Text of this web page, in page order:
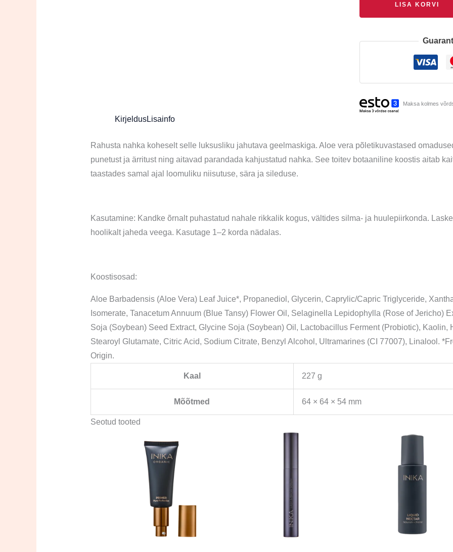
LISA KORVI
Maksa kolmes
KirjeldusLisainfo
Rahusta nahka koheselt selle luksusliku jahutava geelmaskiga. Aloe vera põletikuvastased
punetust ja ärritust ning aitavad parandada kahjustatud nahka. See toitev botaaniline koostis aitab
taastades samal ajal loomuliku niisutuse, sära ja sileduse.
Kasutamine: Kandke õrnalt puhastatud nahale rikkalik kogus, vältides silma- ja huulepiirkonda.
hoolikalt jaheda veega. Kasutage 1–2 korda nädalas.
Koostisosad:
Aloe Barbadensis (Aloe Vera) Leaf Juice*, Propanediol, Glycerin, Caprylic/Capric Triglyceride,
Isomerate, Tanacetum Annuum (Blue Tansy) Flower Oil, Selaginella Lepidophylla (Rose of Jericho)
Soja (Soybean) Seed Extract, Glycine Soja (Soybean) Oil, Lactobacillus Ferment (Probiotic), Kaolin,
Stearoyl Glutamate, Citric Acid, Sodium Citrate, Benzyl Alcohol, Ultramarines (CI 77007), Linalool.
Origin.
Kaal 227 g
Mõõtmed 64 × 64 × 54 mm
Seotud tooted